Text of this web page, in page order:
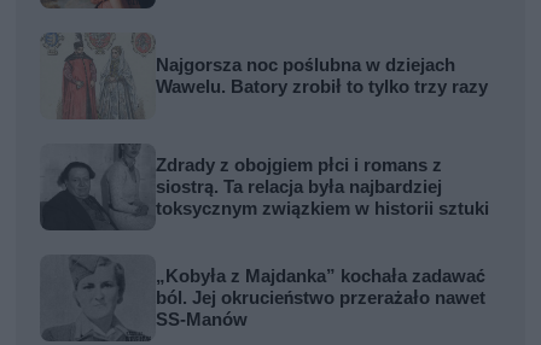
Najgorsza noc poślubna w dziejach
Wawelu. Batory zrobił to tylko trzy razy
Zdrady z obojgiem płci i romans z
siostrą. Ta relacja była najbardziej
toksycznym związkiem w historii sztuki
„Kobyła z Majdanka” kochała zadawać
ból. Jej okrucieństwo przerażało nawet
SS-Manów